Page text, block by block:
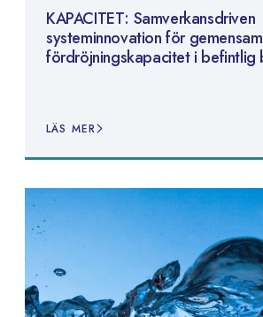
KAPACITET: Samverkansdriven
systeminnovation för gemensam
fördröjningskapacitet i befintlig
LÄS MER